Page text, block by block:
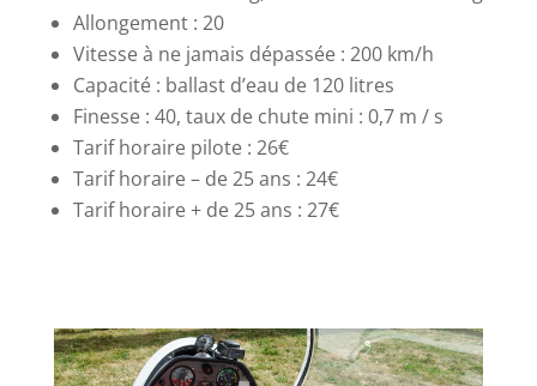
Allongement : 20
Vitesse à ne jamais dépassée : 200 km/h
Capacité : ballast d’eau de 120 litres
Finesse : 40, taux de chute mini : 0,7 m / s
Tarif horaire pilote : 26€
Tarif horaire – de 25 ans : 24€
Tarif horaire + de 25 ans : 27€